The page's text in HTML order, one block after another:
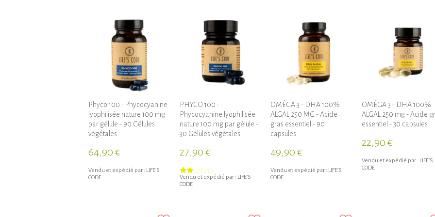
Phyco 100 : Phycocyanine
lyophilisée nature 100 mg
par gélule - 90 Gélules
végétales
64,90 €
Vendu et expédié par : LIFE’S
CODE
PHYCO 100 :
Phycocyanine lyophilisée
nature 100 mg par gélule -
30 Gélules végétales
27,90 €
Vendu et expédié par : LIFE’S
CODE
OMÉGA 3 - DHA 100%
ALGAL 250 MG - Acide
gras essentiel - 90
capsules
49,90 €
Vendu et expédié par : LIFE’S
CODE
OMÉGA 3 - DHA 100%
ALGAL 250 mg - Acide
essentiel - 30 capsules
22,90 €
Vendu et expédié par : LIFE’S
CODE